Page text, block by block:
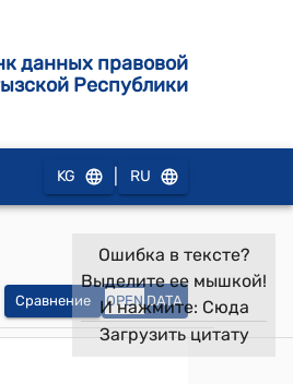
данных правовой
Республики
KG RU
Сравнение OPEN DATA
Ошибка в тексте?
Выделите ее мышкой!
И нажмите: Сюда
Загрузить цитату